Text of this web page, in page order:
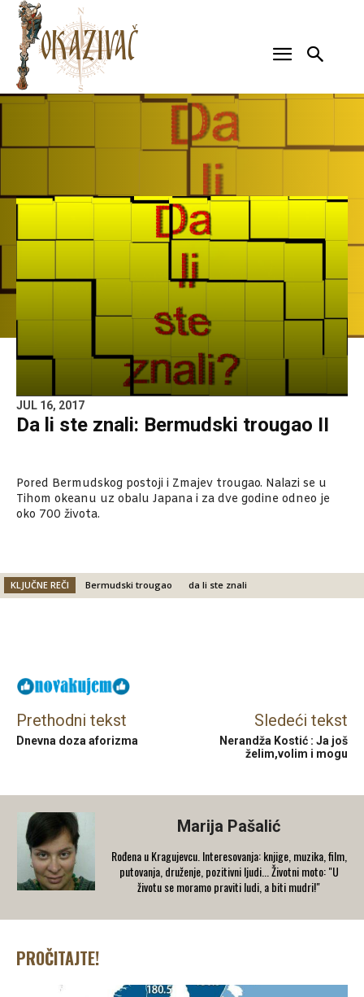
JUL 16, 2017
Da li ste znali: Bermudski trougao II
Pored Bermudskog postoji i Zmajev trougao. Nalazi se u
Tihom okeanu uz obalu Japana i za dve godine odneo je
oko 700 života.
KLJUČNE REČI Bermudski trougao da li ste znali
Prethodni tekst
Dnevna doza aforizma
Sledeći tekst
Nerandža Kostić : Ja još
želim,volim i mogu
Marija Pašalić
​Rođena u Kragujevcu. Interesovanja: knjige, muzika, film,
putovanja, druženje, pozitivni ljudi... Životni moto: "U
životu se moramo praviti ludi, a biti mudri!"
PROČITAJTE!